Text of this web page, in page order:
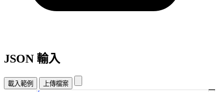
JSON 輸入
載入範例 上傳檔案
{